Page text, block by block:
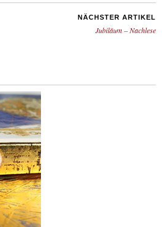
NÄCHSTER ARTIKEL
Jubiläum – Nachlese